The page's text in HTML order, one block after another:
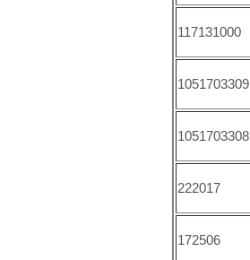
117131000
1051703309
1051703308
222017
172506